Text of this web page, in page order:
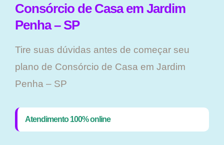
Consórcio de Casa em Jardim
Penha – SP
Tire suas dúvidas antes de começar seu
plano ​de Consórcio de Casa em Jardim
Penha – SP
Atendimento 100% online